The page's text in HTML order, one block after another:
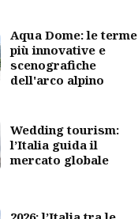
Aqua Dome: le terme
più innovative e
scenografiche
dell'arco alpino
Wedding tourism:
l’Italia guida il
mercato globale